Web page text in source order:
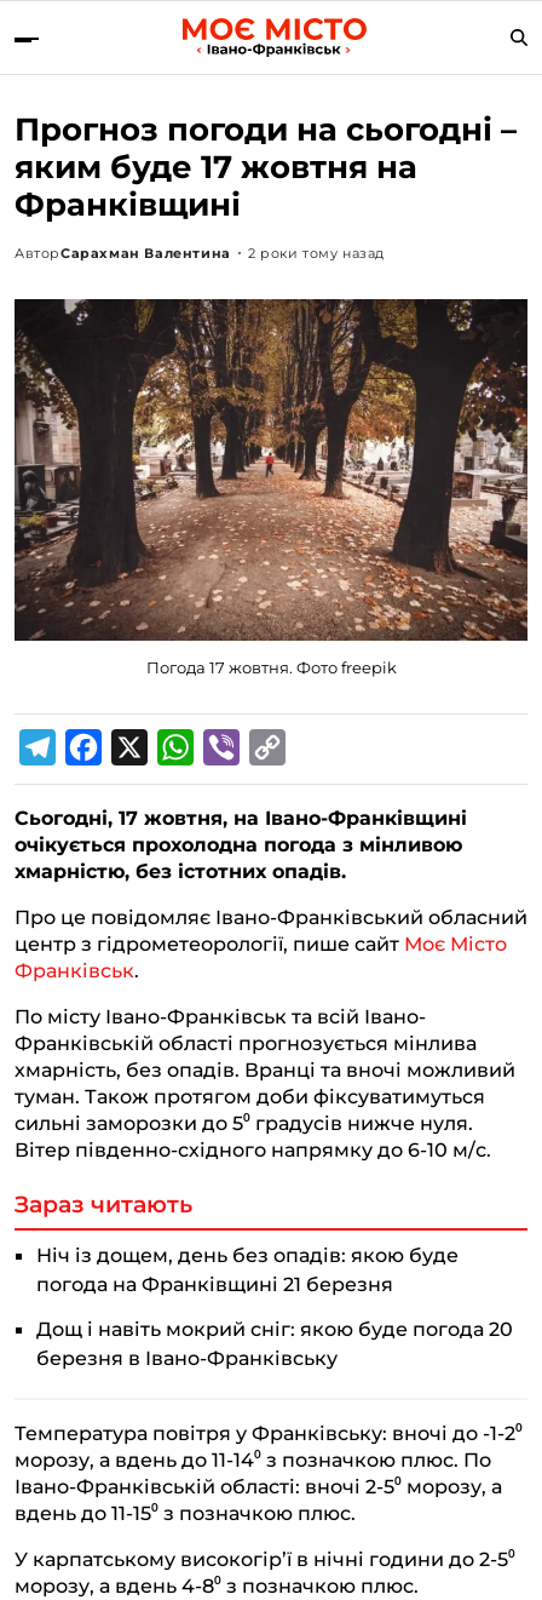
Прогноз погоди на сьогодні –
яким буде 17 жовтня на
Франківщині
АвторСарахман Валентина 2 роки тому назад
Погода 17 жовтня. Фото freepik
e
l
e
r
a
a
c
e
o
o
W
h
a
t
A
i
b
e
o
p
y
i
Сьогодні, 17 жовтня, на Івано-Франківщині
очікується прохолодна погода з мінливою
хмарністю, без істотних опадів.
Про це повідомляє Івано-Франківський обласний
центр з гідрометеорології, пише сайт Моє Місто
Франківськ.
По місту Івано-Франківськ та всій Івано-
Франківській області прогнозується мінлива
хмарність, без опадів. Вранці та вночі можливий
туман. Також протягом доби фіксуватимуться
сильні заморозки до 5⁰ градусів нижче нуля.
Вітер південно-східного напрямку до 6-10 м/с.
Зараз читають
Ніч із дощем, день без опадів: якою буде
погода на Франківщині 21 березня
Дощ і навіть мокрий сніг: якою буде погода 20
березня в Івано-Франківську
Температура повітря у Франківську: вночі до -1-2⁰
морозу, а вдень до 11-14⁰ з позначкою плюс. По
Івано-Франківській області: вночі 2-5⁰ морозу, а
вдень до 11-15⁰ з позначкою плюс.
У карпатському високогір’ї в нічні години до 2-5⁰
морозу, а вдень 4-8⁰ з позначкою плюс.